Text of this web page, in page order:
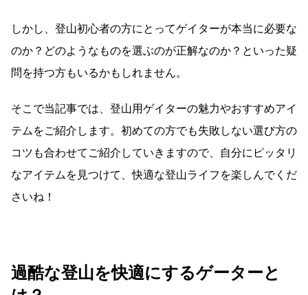
しかし、登山初心者の方にとってゲイターが本当に必要な
のか？どのようなものを選ぶのが正解なのか？といった疑
問を持つ方もいるかもしれません。
そこで当記事では、登山用ゲイターの魅力やおすすめアイ
テムをご紹介します。初めての方でも失敗しない選び方の
コツも合わせてご紹介していきますので、自分にピッタリ
なアイテムを見つけて、快適な登山ライフを楽しんでくだ
さいね！
過酷な登山を快適にするゲーターと